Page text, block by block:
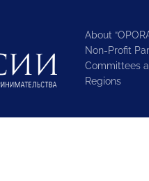
About
Non-Profit
Committees
Regions